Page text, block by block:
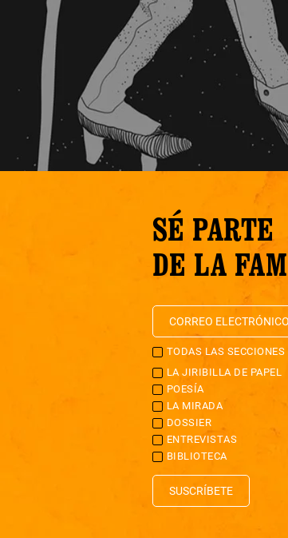
SÉ PARTE
DE LA
TODAS LAS SECCIONES
LA JIRIBILLA DE PAPEL
POESÍA
LA MIRADA
DOSSIER
ENTREVISTAS
BIBLIOTECA
SUSCRÍBETE